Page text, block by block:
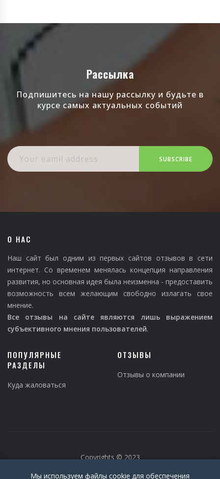
Рассылка
Подпишитесь на нашу рассылку и будьте в
курсе самых актуальных событий
SUBSCRIBE
О НАС
Наш сайт был одним из первых сайтов отзывов в сети
интернет. Со временем менялась концепция направления
развития, но основная идея была неизменна - предоставить
возможность всем желающим свободно излагать свое
мнение.
Все отзывы на сайте являются лишь выражением
субъективного мнения пользователей.
ПОПУЛЯРНЫЕ
РАЗДЕЛЫ
Куда жаловаться
ОТЗЫВЫ
Отзывы о компании
Copyrights © 2023
Мы используем файлы cookie для обеспечения